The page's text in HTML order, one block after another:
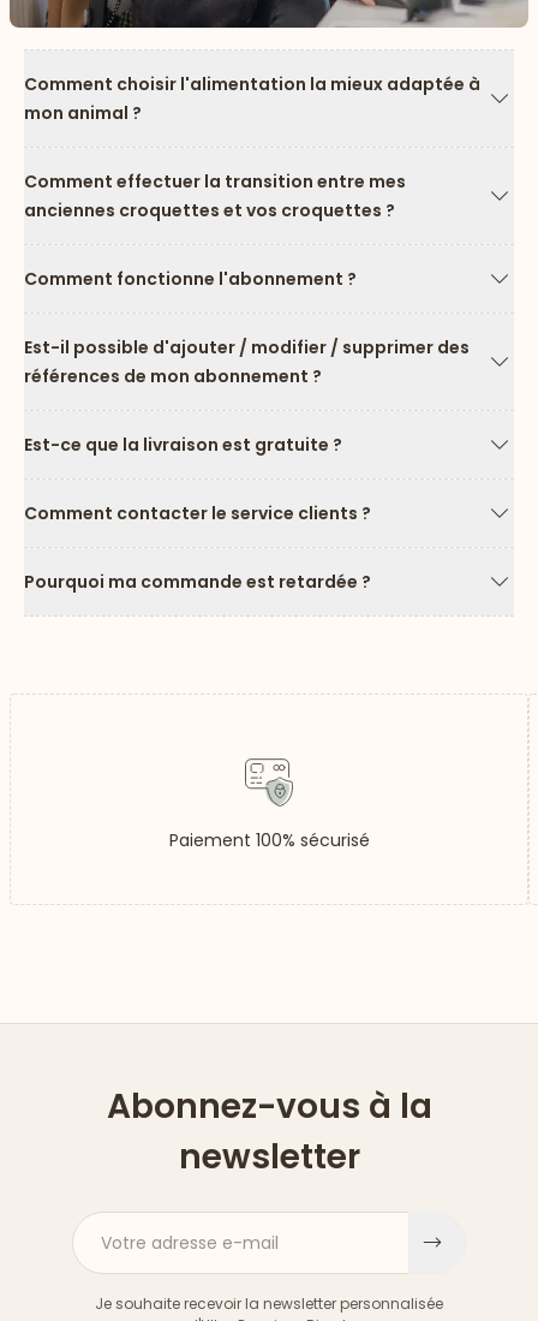
Comment choisir l'alimentation la mieux adaptée à
mon animal ?
Comment effectuer la transition entre mes
anciennes croquettes et vos croquettes ?
Comment fonctionne l'abonnement ?
Est-il possible d'ajouter / modifier / supprimer des
références de mon abonnement ?
Est-ce que la livraison est gratuite ?
Comment contacter le service clients ?
Pourquoi ma commande est retardée ?
Paiement 100% sécurisé
Abonnez-vous à la
newsletter
Votre adresse e-mail
Je souhaite recevoir la newsletter personnalisée